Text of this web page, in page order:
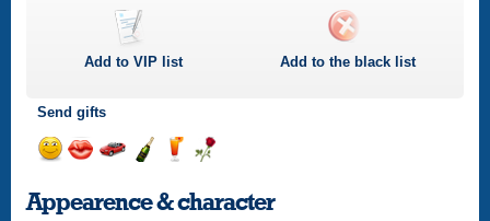
Add toVIP list Add to the black list
Send gifts
a
smilekissa
champagne
a
drink
a
rose
Appearence & character